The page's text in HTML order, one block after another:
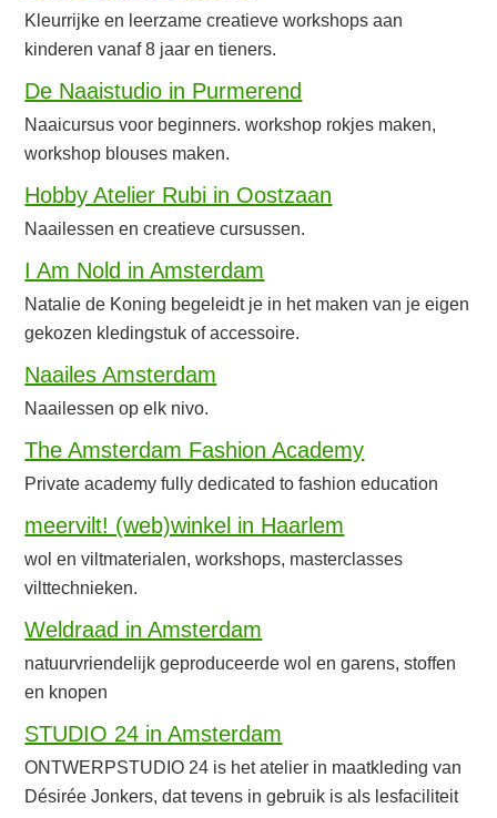
Kleurrijke en leerzame creatieve workshops aan
kinderen vanaf 8 jaar en tieners.
De Naaistudio in Purmerend
Naaicursus voor beginners. workshop rokjes maken,
workshop blouses maken.
Hobby Atelier Rubi in Oostzaan
Naailessen en creatieve cursussen.
I Am Nold in Amsterdam
Natalie de Koning begeleidt je in het maken van je eigen
gekozen kledingstuk of accessoire.
Naailes Amsterdam
Naailessen op elk nivo.
The Amsterdam Fashion Academy
Private academy fully dedicated to fashion education
meervilt! (web)winkel in Haarlem
wol en viltmaterialen, workshops, masterclasses
vilttechnieken.
Weldraad in Amsterdam
natuurvriendelijk geproduceerde wol en garens, stoffen
en knopen
STUDIO 24 in Amsterdam
ONTWERPSTUDIO 24 is het atelier in maatkleding van
Désirée Jonkers, dat tevens in gebruik is als lesfaciliteit